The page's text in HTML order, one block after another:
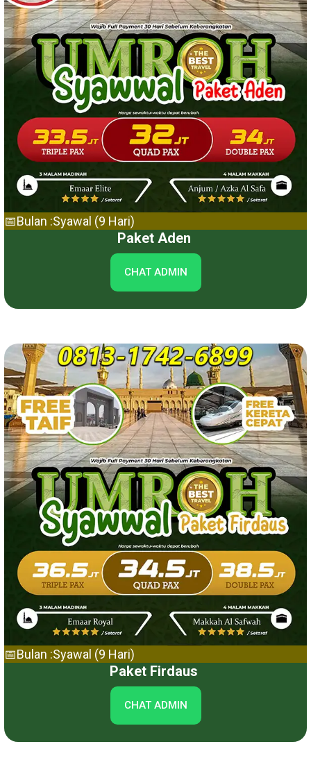
📅Bulan :Syawal (9 Hari)
Paket Aden
CHAT ADMIN
📅Bulan :Syawal (9 Hari)
Paket Firdaus
CHAT ADMIN